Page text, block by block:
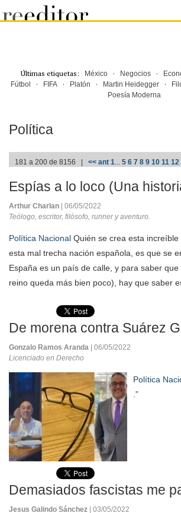
Últimas etiquetas: México · Negocios ·
Fútbol
· FIFA· Platón · Martin Heidegger·
Poesía Moderna
Política
181 a 200 de 8156 | << ant 1... 5 6 7 8 9 10 11 12
Espías a lo loco (Una
Arthur Charlan
| 06/05/2022
Teólogo, escritor, filósofo, runner y aventuro.
Política Nacional Quién se crea esta
esta mal trecha nación española, es que se
España es un país de calle, y para saber
reino queda más bien poco), hay que saber
De morena contra Suárez
Gonzalo Ramos Aranda
| 06/05/2022
Licenciado en Derecho
Política
.”
Demasiados fascistas me
Jesus Galindo Sánchez
| 03/05/2022